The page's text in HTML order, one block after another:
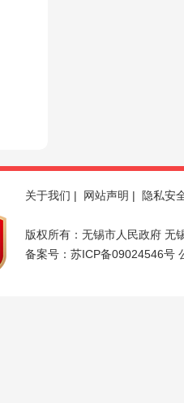
关于我们 | 网站声明 | 隐私安
版权所有：无锡市人民政府 无
备案号： 苏ICP备09024546号